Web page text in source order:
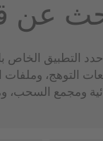
عن
التوهج،